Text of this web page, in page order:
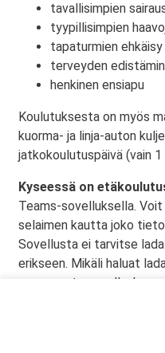
tavallisimpien
tyypillisimpien
tapaturmien ehkäisy
terveyden
henkinen ensiapu
Koulutuksesta on myös
kuorma- ja linja-auton
jatkokoulutuspäivä (vain
Kyseessä on
Teams-sovelluksella.
selaimen kautta joko
Sovellusta ei tarvitse
erikseen. Mikäli haluat
sen omasta